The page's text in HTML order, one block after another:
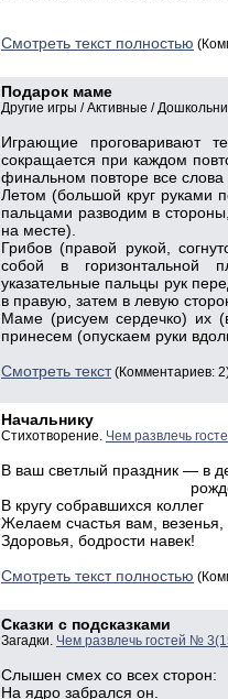
Смотреть текст полностью
Подарок маме
Другие игры / Активные /
Играющие проговаривают
сокращается при каждом
финальном повторе все
Летом (большой круг руками
пальцами разводим в
на месте).
Грибов (правой рукой,
собой в горизонтальной
указательные пальцы рук
в правую, затем в левую
Маме (рисуем сердечко) их
принесем (опускаем руки
Смотреть текст(Комментариев:
Начальнику
Стихотворение. Чем развлечь
В ваш светлый праздник — в
В кругу собравшихся коллег
Желаем счастья вам, везенья,
Здоровья, бодрости навек!
Смотреть текст полностью
Сказки с подсказками
Загадки. Чем развлечь гостей №
Слышен смех со всех сторон:
На ядро забрался он.